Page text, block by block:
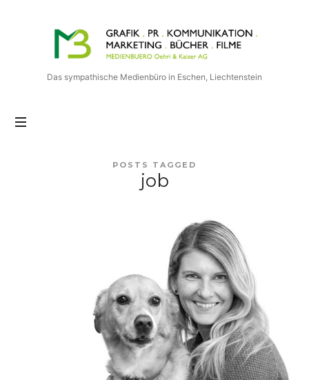
Medienbuero
Oehri
&
Kaiser
AG
Das sympathische Medienbüro in Eschen, Liechtenstein
POSTS TAGGED
job